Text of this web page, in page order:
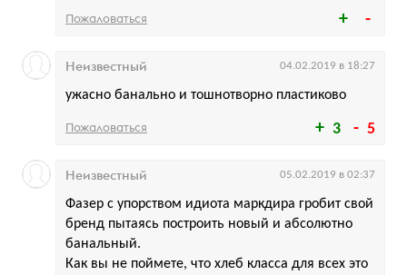
Пожаловаться
3 5
ужасно банально и тошнотворно пластиково
Неизвестный 04.02.2019 в 18:27
Пожаловаться
Фазер с упорством идиота маркдира гробит свой
бренд пытаясь построить новый и абсолютно
банальный.
Как вы не поймете, что хлеб класса для всех это
Неизвестный 05.02.2019 в 02:37